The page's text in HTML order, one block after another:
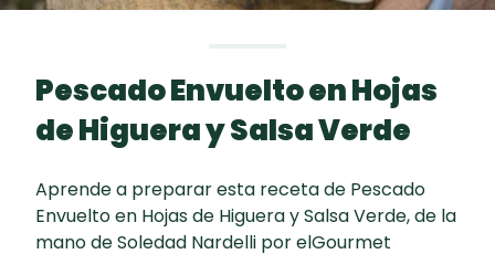
Galletas con
Chispas de
Tiramisú
Pescado Envuelto en Hojas
de Higuera y Salsa Verde
Aprende a preparar esta receta de Pescado
Envuelto en Hojas de Higuera y Salsa Verde, de la
mano de Soledad Nardelli por elGourmet